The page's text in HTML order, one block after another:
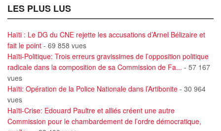
LES PLUS LUS
Haïti : Le DG du CNE rejette les accusations d’Arnel Bélizaire et
fait le point - 69 858 vues
Haïti-Politique: Trois erreurs gravissimes de l’opposition politique
radicale dans la composition de sa Commission de Fa... - 57 167
vues
Haïti: Opération de la Police Nationale dans l’Artibonite - 30 964
vues
Haïti-Crise: Edouard Paultre et alliés créent une autre
Commission pour le chambardement de l’ordre démocratique,